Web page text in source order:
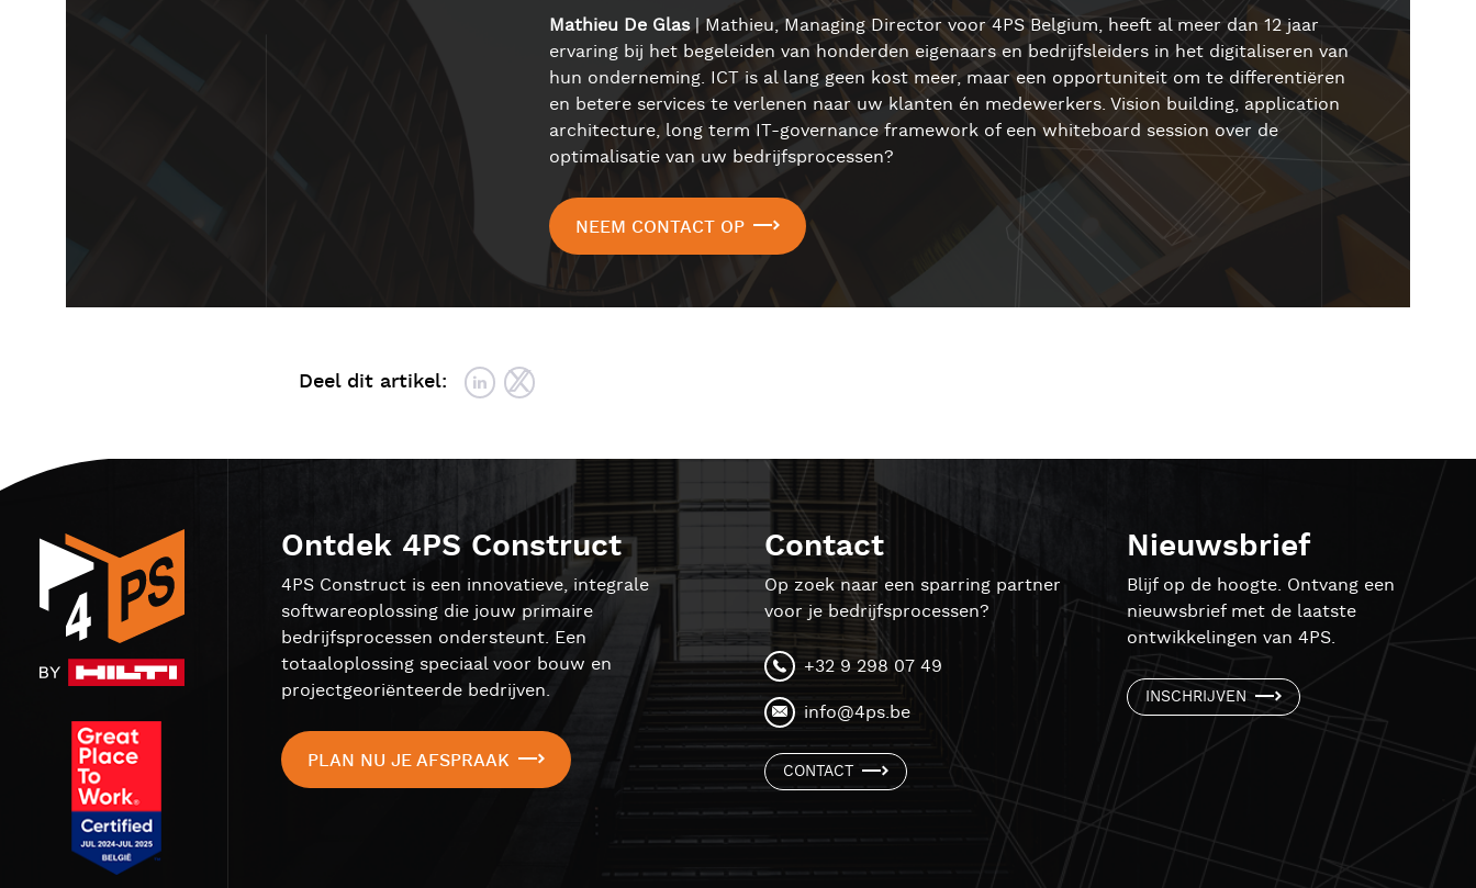
Mathieu De Glas| Mathieu, Managing Director voor 4PS Belgium, heeft al meer dan 12 jaar
ervaring bij het begeleiden van honderden eigenaars en bedrijfsleiders in het digitaliseren van
hun onderneming. ICT is al lang geen kost meer, maar een opportuniteit om te differentiëren
en betere services te verlenen naar uw klanten én medewerkers. Vision building, application
architecture, long term IT-governance framework of een whiteboard session over de
optimalisatie van uw bedrijfsprocessen?
NEEM CONTACT OP
Deel dit artikel:
Ontdek 4PS Construct
4PS Construct is een innovatieve, integrale
softwareoplossing die jouw primaire
bedrijfsprocessen ondersteunt. Een
totaaloplossing speciaal voor bouw en
projectgeoriënteerde bedrijven.
PLAN NU JE AFSPRAAK
Contact
Op zoek naar een sparring partner
voor je bedrijfsprocessen?
+32 9 298 07 49
info@4ps.be
CONTACT
Nieuwsbrief
Blijf op de hoogte. Ontvang een
nieuwsbrief met de laatste
ontwikkelingen van 4PS.
INSCHRIJVEN